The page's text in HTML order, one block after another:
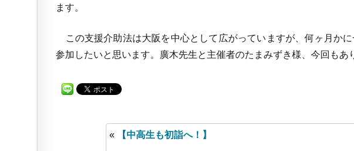
ます。
この支援介助法は大阪を中心として広がっていますが、何ヶ月か
参加したいと思います。廣木先生と主催者のたまみずき様、今回もあ
«
【中高生も初詣へ！】